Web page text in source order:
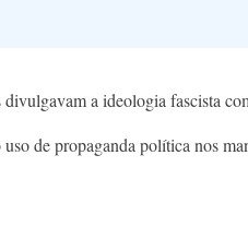
divulgavam a ideologia fascista
de propaganda política nos